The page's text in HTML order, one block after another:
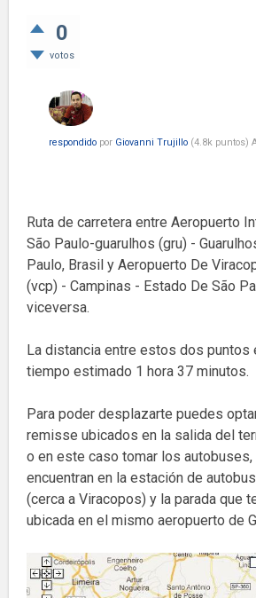
0
votos
respondido por Giovanni Trujillo (4.8k puntos)
Ruta de carretera entre Aeropuerto
São Paulo-guarulhos (gru) -
Paulo, Brasil y Aeropuerto De
(vcp) - Campinas - Estado De São
viceversa.
La distancia entre estos dos puntos
tiempo estimado 1 hora 37 minutos.
Para poder desplazarte puedes
remisse ubicados en la salida del
o en este caso tomar los
encuentran en la estación de
(cerca a Viracopos) y la parada que
ubicada en el mismo aeropuerto de